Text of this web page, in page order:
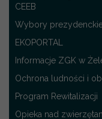
CEEB
Wybory
EKOPORTAL
Informacje ZGK w
Ochrona ludności i
Program Rewitalizacji
Opieka nad